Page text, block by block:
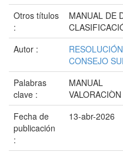
Otros títulos
:
MANUAL DE
Autor :
CONSEJO
Palabras
clave :
MANUAL
VALORACIÒN
Fecha de
publicación
:
13-abr-2026